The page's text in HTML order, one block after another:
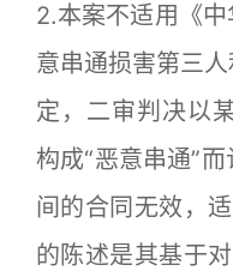
2.本案不适用《
意串通损害第三
定，二审判决以
构成“恶意串通”
间的合同无效，
的陈述是其基于